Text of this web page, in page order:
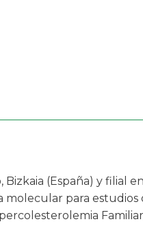
(España) y filial en
molecular para estudios